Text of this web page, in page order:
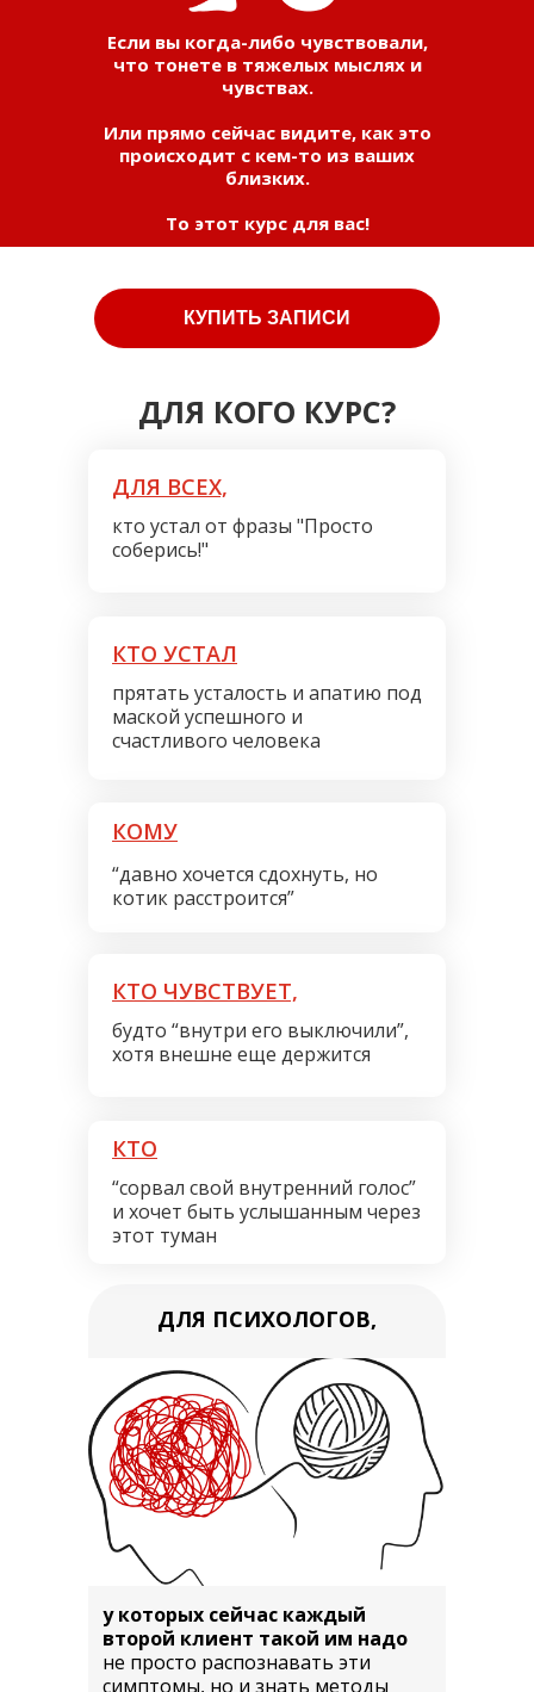
Если вы когда-либо чувствовали,
что тонете в тяжелых мыслях и
чувствах.
Или прямо сейчас видите, как это
происходит с кем-то из ваших
близких.
То этот курс для вас!
КУПИТЬ ЗАПИСИ
ДЛЯ КОГО КУРС?
кто устал от фразы "Просто
соберись!"
прятать усталость и апатию под
маской успешного и
счастливого человека
“давно хочется сдохнуть, но
котик расстроится”
будто “внутри его выключили”,
хотя внешне еще держится
“сорвал свой внутренний голос”
и хочет быть услышанным через
этот туман
ДЛЯ ВСЕХ,
КТО УСТАЛ
КОМУ
КТО ЧУВСТВУЕТ,
КТО
ДЛЯ ПСИХОЛОГОВ,
у которых сейчас каждый
второй клиент такой им надо
не просто распознавать эти
симптомы, но и знать методы